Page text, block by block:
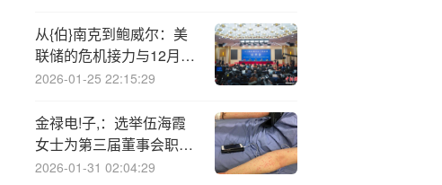
从{伯}南克到鲍威尔：美
联储的危机接力与12月降
息预期
2026-01-25 22:15:29
金禄电!子,：选举伍海霞
女士为第三届董事会职工
代表董事
2026-01-31 02:04:29